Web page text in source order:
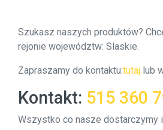
Szukasz naszych produktów?
rejonie województw: Slaskie.
Zapraszamy do kontaktu:tutaj lub
Kontakt: 515 360
Wszystko co nasze dostarczymy